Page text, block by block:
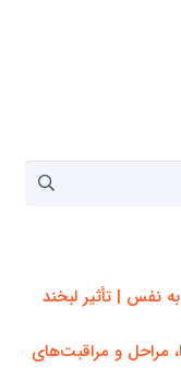
نفس | تأثیر لبخند
مراحل و مراقبت‌های